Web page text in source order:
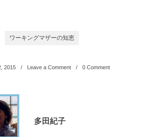
ワーキングマザーの知恵
,2015 Leave a Comment 0 Comment
多田紀子